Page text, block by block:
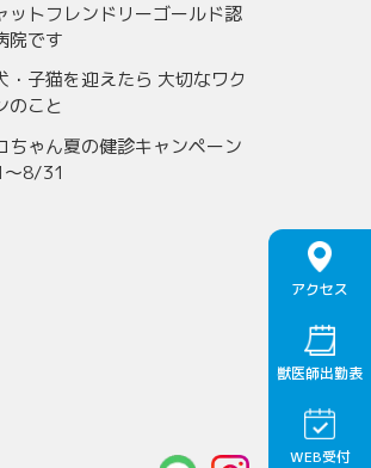
アクセス
獣医師出勤表
WEB受付
ットフレンドリーゴールド認
院です
・子猫を迎えたら 大切なワク
のこと
ちゃん夏の健診キャンペーン
8/31